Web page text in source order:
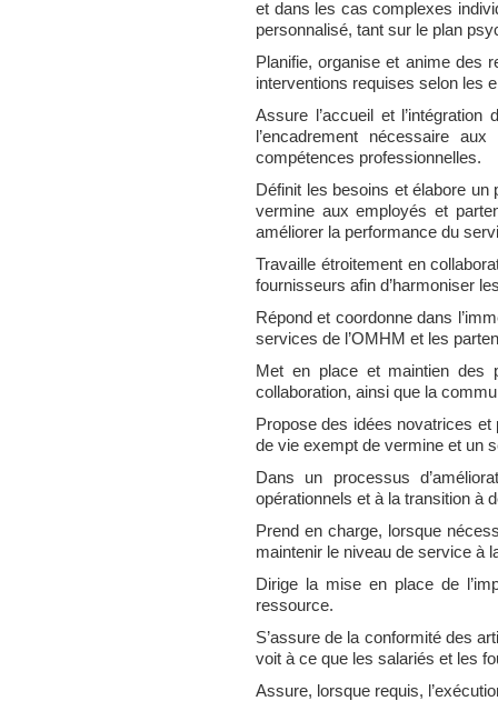
et dans les cas complexes
personnalisé, tant sur le plan
Planifie, organise et anime des
interventions requises selon les
Assure l’accueil et
l’encadrement nécessaire
compétences professionnelles.
Définit les besoins et élabore
vermine aux employés et
améliorer la performance du
Travaille étroitement en
fournisseurs afin d’harmoniser
Répond et coordonne dans
services de l’OMHM et les
Met en place et maintien des
collaboration, ainsi que la
Propose des idées novatrices et
de vie exempt de vermine et un
Dans un processus
opérationnels et à la transition à
Prend en charge, lorsque
maintenir le niveau de service à
Dirige la mise en place de
ressource.
S’assure de la conformité des
voit à ce que les salariés et les
Assure, lorsque requis,